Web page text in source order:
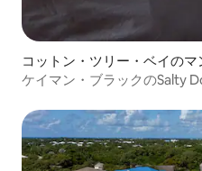
コットン・ツリー・ベイの
ケイマン・ブラックのSalty